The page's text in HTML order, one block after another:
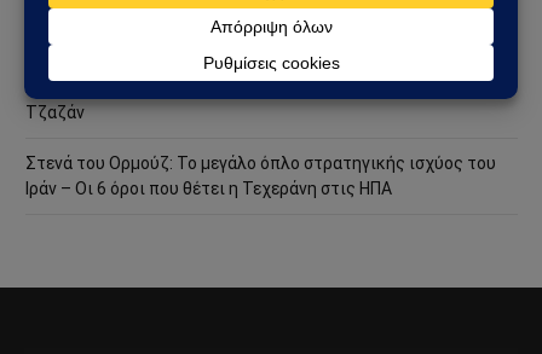
ο κρατικός μηχανισμός – Άνεμοι έως 9 μποφόρ
Χούθι χτύπησαν την ενεργειακή καρδιά της Σαουδικής
Αραβίας – Επίθεση με drone στο διυλιστήριο της Aramco στην
Τζαζάν
Στενά του Ορμούζ: Το μεγάλο όπλο στρατηγικής ισχύος του
Ιράν – Οι 6 όροι που θέτει η Τεχεράνη στις ΗΠΑ